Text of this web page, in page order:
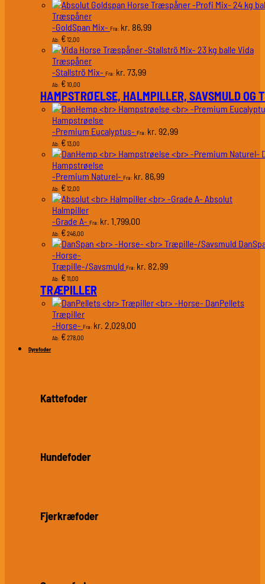
Træspåner
-GoldSpan Mix- Fra: kr. 86,99
Ab: €12,00
Vida
Træspåner
-Stallströ Mix- Fra: kr. 73,99
Ab: €10,00
HAMPSTRØELSE, HALMPILLER, SAVSMULD OG
Hampstrøelse
-Premium Eucalyptus- Fra: kr. 92,99
Ab: €13,00
Hampstrøelse
-Premium Naturel- Fra: kr. 86,99
Ab: €12,00
Absolut
Halmpiller
-Grade A- Fra: kr. 1.799,00
Ab: €246,00
-Horse-
Træpille-/Savsmuld Fra: kr. 82,99
Ab: €11,00
TRÆPILLER
DanPellets
Træpiller
-Horse- Fra: kr. 2.029,00
Ab: €278,00
Dyrefoder
Kattefoder
Hundefoder
Fjerkræfoder